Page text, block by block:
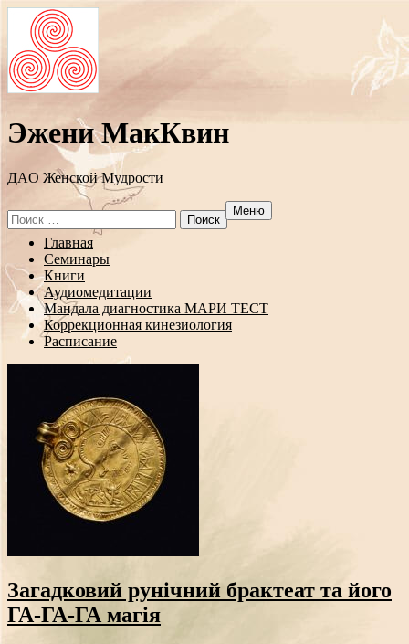
Эжени МакКвин
ДAO Женской Мудрости
Search
for:
Меню
Перейти
содержанию
Главная
Семинары
Книги
Аудиомедитации
Мандала диагностика МАРИ ТЕСТ
Коррекционная кинезиология
Расписание
Загадковий рунічний брактеат та його
ГА-ГА-ГА магія